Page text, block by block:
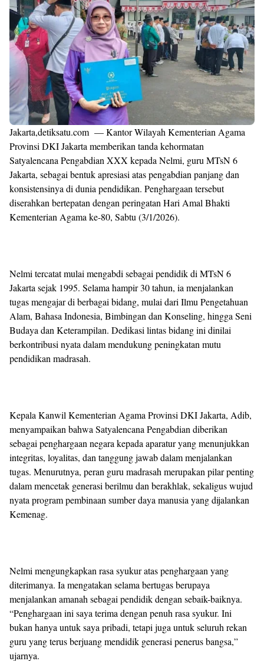
Jakarta,detiksatu.com — Kantor Wilayah Kementerian Agama
Provinsi DKI Jakarta memberikan tanda kehormatan
Satyalencana Pengabdian XXX kepada Nelmi, guru MTsN 6
Jakarta, sebagai bentuk apresiasi atas pengabdian panjang dan
konsistensinya di dunia pendidikan. Penghargaan tersebut
diserahkan bertepatan dengan peringatan Hari Amal Bhakti
Kementerian Agama ke-80, Sabtu (3/1/2026).
Nelmi tercatat mulai mengabdi sebagai pendidik di MTsN 6
Jakarta sejak 1995. Selama hampir 30 tahun, ia menjalankan
tugas mengajar di berbagai bidang, mulai dari Ilmu Pengetahuan
Alam, Bahasa Indonesia, Bimbingan dan Konseling, hingga Seni
Budaya dan Keterampilan. Dedikasi lintas bidang ini dinilai
berkontribusi nyata dalam mendukung peningkatan mutu
pendidikan madrasah.
Kepala Kanwil Kementerian Agama Provinsi DKI Jakarta, Adib,
menyampaikan bahwa Satyalencana Pengabdian diberikan
sebagai penghargaan negara kepada aparatur yang menunjukkan
integritas, loyalitas, dan tanggung jawab dalam menjalankan
tugas. Menurutnya, peran guru madrasah merupakan pilar penting
dalam mencetak generasi berilmu dan berakhlak, sekaligus wujud
nyata program pembinaan sumber daya manusia yang dijalankan
Kemenag.
Nelmi mengungkapkan rasa syukur atas penghargaan yang
diterimanya. Ia mengatakan selama bertugas berupaya
menjalankan amanah sebagai pendidik dengan sebaik-baiknya.
“Penghargaan ini saya terima dengan penuh rasa syukur. Ini
bukan hanya untuk saya pribadi, tetapi juga untuk seluruh rekan
guru yang terus berjuang mendidik generasi penerus bangsa,”
ujarnya.